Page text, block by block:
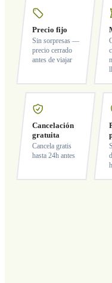
Precio fijo
Sin sorpresas —
precio cerrado
antes de viajar
Cancelación
gratuita
Cancela gratis
hasta 24h antes